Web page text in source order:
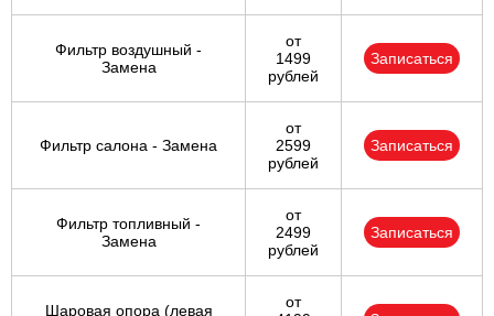
Фильтр воздушный -
Замена
от
1499
рублей
Записаться
Фильтр салона - Замена
от
2599
рублей
Записаться
Фильтр топливный -
Замена
от
2499
рублей
Записаться
Шаровая опора (левая
от